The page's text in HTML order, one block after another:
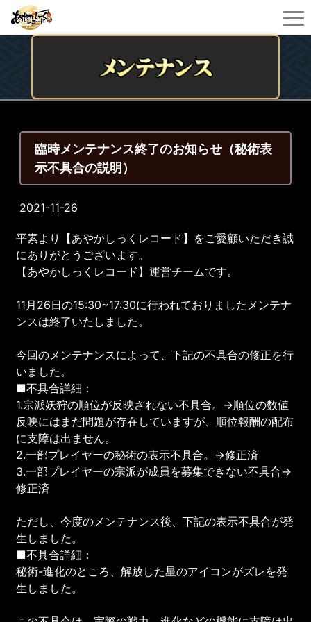
臨時メンテナンス終了のお知らせ（秘術表
示不具合の説明）
2021-11-26
平素より【あやかしっくレコード】をご愛顧いただき誠
にありがとうございます。
【あやかしっくレコード】運営チームです。
11月26日の15:30~17:30に行われておりましたメンテナ
ンスは終了いたしました。
今回のメンテナンスによって、下記の不具合の修正を行
いました。
■不具合詳細：
1.宗派妖狩の順位が反映されない不具合。→順位の数値
反映にはまだ問題が存在していますが、順位報酬の配布
に支障は出ません。
2.一部プレイヤーの秘術の表示不具合。→修正済
3.一部プレイヤーの宗派が成員を募集できない不具合→
修正済
ただし、今度のメンテナンス後、下記の表示不具合が発
生しました。
■不具合詳細：
秘術-進化のところ、解放した星のアイコンがズレを発
生しました。